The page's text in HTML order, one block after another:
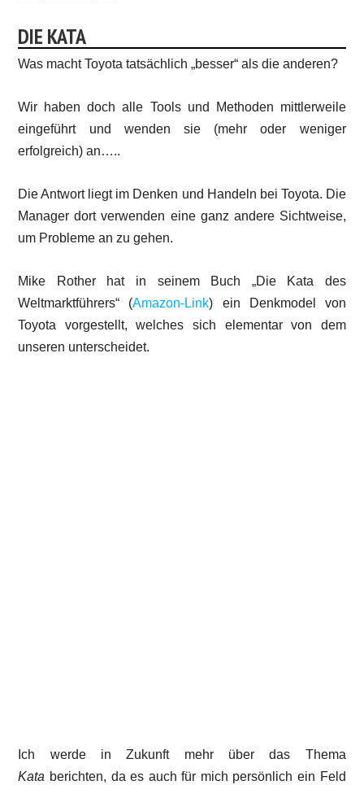
DIE KATA
Was macht Toyota tatsächlich „besser“ als die anderen?
Wir haben doch alle Tools und Methoden mittlerweile
eingeführt und wenden sie (mehr oder weniger
erfolgreich) an…..
Die Antwort liegt im Denken und Handeln bei Toyota. Die
Manager dort verwenden eine ganz andere Sichtweise,
um Probleme an zu gehen.
Mike Rother hat in seinem Buch „Die Kata des
Weltmarktführers“ (Amazon-Link) ein Denkmodel von
Toyota vorgestellt, welches sich elementar von dem
unseren unterscheidet.
Ich werde in Zukunft mehr über das Thema
Kata berichten, da es auch für mich persönlich ein Feld